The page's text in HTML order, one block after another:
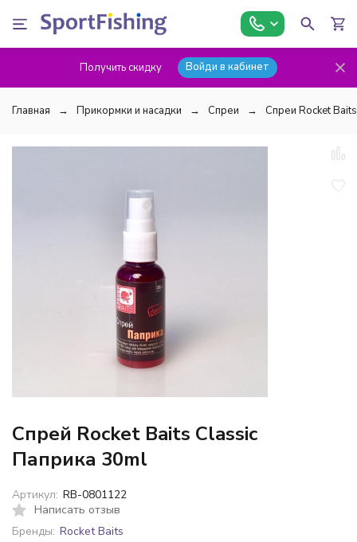
Получить скидку Войди в кабинет
Главная Прикормки и насадки Спреи Спреи Rocket Baits
Спрей Rocket Baits Classic
Паприка 30ml
Написать отзыв
Бренды: Rocket Baits
Артикул: RB-0801122